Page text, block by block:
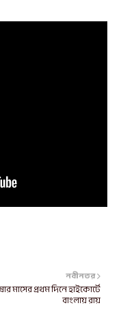
নবীনতর
মাসের প্রথম দিনে হাইকোর্টে
বাংলায় রায়